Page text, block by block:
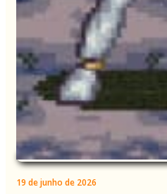
19 de junho de 2026